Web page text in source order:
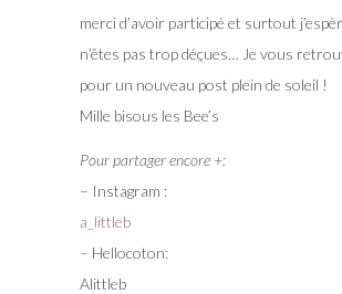
merci d’avoir participé et surtout
n’êtes pas trop déçues… Je vous
pour un nouveau post plein de soleil !
Mille bisous les Bee’s
Pour partager encore +:
– Instagram :
a_littleb
– Hellocoton:
Alittleb